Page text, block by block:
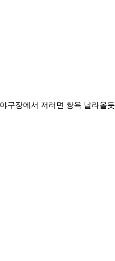
구장에서 저러면 쌍욕 날라올듯